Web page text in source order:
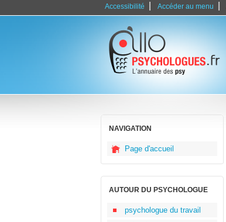
Accessibilité Accéder au menu
NAVIGATION
Page d'accueil
AUTOUR DU PSYCHOLOGUE
psychologue du travail